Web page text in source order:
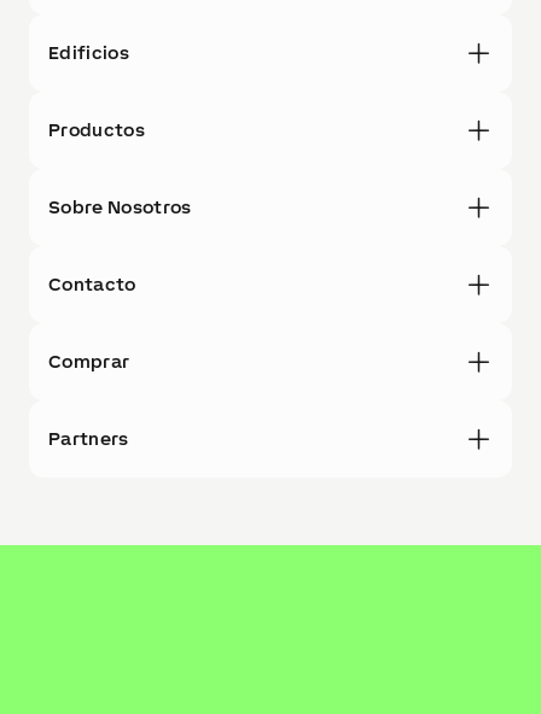
Edificios
Productos
Sobre Nosotros
Contacto
Comprar
Partners